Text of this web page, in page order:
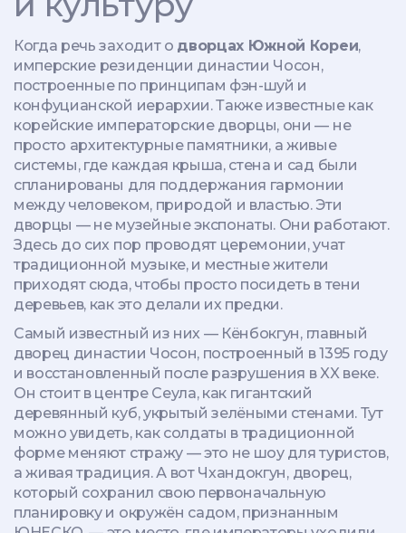
Когда речь заходит о дворцах Южной Кореи,
имперские резиденции династии Чосон,
построенные по принципам фэн-шуй и
конфуцианской иерархии. Также известные как
корейские императорские дворцы, они — не
просто архитектурные памятники, а живые
системы, где каждая крыша, стена и сад были
спланированы для поддержания гармонии
между человеком, природой и властью.Эти
дворцы — не музейные экспонаты. Они работают.
Здесь до сих пор проводят церемонии, учат
традиционной музыке, и местные жители
приходят сюда, чтобы просто посидеть в тени
деревьев, как это делали их предки.
Самый известный из них — Кёнбокгун, главный
дворец династии Чосон, построенный в 1395 году
и восстановленный после разрушения в XX веке.
Он стоит в центре Сеула, как гигантский
деревянный куб, укрытый зелёными стенами. Тут
можно увидеть, как солдаты в традиционной
форме меняют стражу — это не шоу для туристов,
а живая традиция. А вот Чхандокгун, дворец,
который сохранил свою первоначальную
планировку и окружён садом, признанным